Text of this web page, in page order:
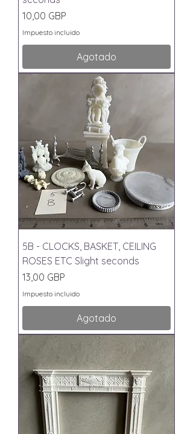
Precio
10,00 GBP
Impuesto incluido
Agotado
5B - CLOCKS, BASKET, CEILING
ROSES ETC Slight seconds
Precio
13,00 GBP
Impuesto incluido
Agotado